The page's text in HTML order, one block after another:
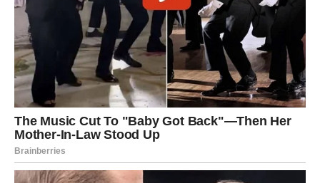
Ovaj susret može biti početak zanimljive i inspirativne
ljubavne priče.
Ribe
Ribe su među znakovima kojima 9. mart donosi veoma
snažne emotivne trenutke.
Mnogi pripadnici ovog znaka mogli bi dobiti poruku koja